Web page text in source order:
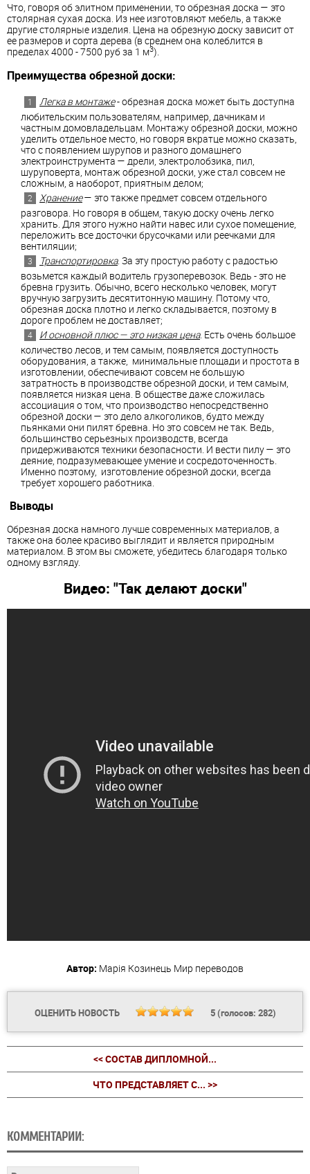
Что, говоря об элитном применении, то обрезная доска — это
столярная сухая доска. Из нее изготовляют мебель, а также
другие столярные изделия. Цена на обрезную доску зависит от
ее размеров и сорта дерева (в среднем она колеблится в
пределах 4000 - 7500 руб за 1 м3).
Преимущества обрезной доски:
Легка в монтаже- обрезная доска может быть доступна
любительским пользователям, например, дачникам и
частным домовладельцам. Монтажу обрезной доски, можно
уделить отдельное место, но говоря вкратце можно сказать,
что с появлением шурупов и разного домашнего
электроинструмента — дрели, электролобзика, пил,
шуруповерта, монтаж обрезной доски, уже стал совсем не
сложным, а наоборот, приятным делом;
Хранение— это также предмет совсем отдельного
разговора. Но говоря в общем, такую доску очень легко
хранить. Для этого нужно найти навес или сухое помещение,
переложить все досточки брусочками или реечками для
вентиляции;
Транспортировка. За эту простую работу с радостью
возьмется каждый водитель грузоперевозок. Ведь - это не
бревна грузить. Обычно, всего несколько человек, могут
вручную загрузить десятитонную машину. Потому что,
обрезная доска плотно и легко складывается, поэтому в
дороге проблем не доставляет;
И основной плюс — это низкая цена. Есть очень большое
количество лесов, и тем самым, появляется доступность
оборудования, а также, минимальные площади и простота в
изготовлении, обеспечивают совсем не большую
затратность в производстве обрезной доски, и тем самым,
появляется низкая цена. В обществе даже сложилась
ассоциация о том, что производство непосредственно
обрезной доски — это дело алкоголиков, будто между
пьянками они пилят бревна. Но это совсем не так. Ведь,
большинство серьезных производств, всегда
придерживаются техники безопасности. И вести пилу — это
деяние, подразумевающее умение и сосредоточенность.
Именно поэтому, изготовление обрезной доски, всегда
требует хорошего работника.
Выводы
Обрезная доска намного лучше современных материалов, а
также она более красиво выглядит и является природным
материалом. В этом вы сможете, убедитесь благодаря только
одному взгляду.
Видео: "Так делают доски"
Автор: Марія Козинець Мир переводов
ОЦЕНИТЬ НОВОСТЬ 5(голосов: 282)
<< СОСТАВ ДИПЛОМНОЙ...
ЧТО ПРЕДСТАВЛЯЕТ С... >>
КОММЕНТАРИИ: